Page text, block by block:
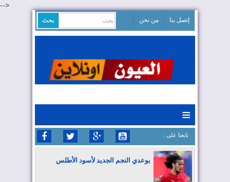
-->
إتصل بنا من نحن
≡
: تابعنا على
بوعدي النجم الجديد لأسود الأطلس